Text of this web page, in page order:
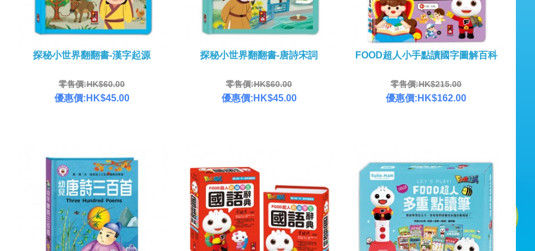
探秘小世界翻翻書-漢字起源
零售價:HK$60.00
優惠價:HK$45.00
探秘小世界翻翻書-唐詩宋詞
零售價:HK$60.00
優惠價:HK$45.00
FOOD超人小手點讀國字圖解百科
零售價:HK$215.00
優惠價:HK$162.00